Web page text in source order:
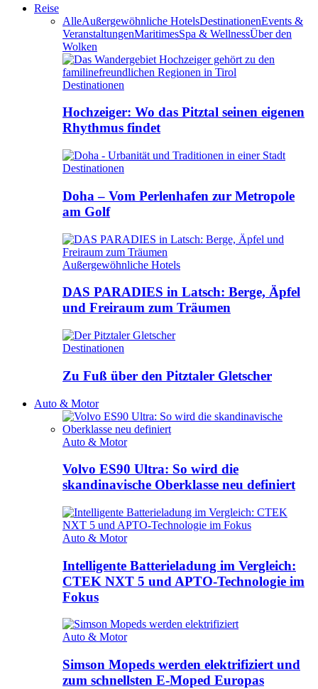
Reise
AlleAußergewöhnliche HotelsDestinationenEvents &
VeranstaltungenMaritimesSpa & WellnessÜber den
Wolken
Destinationen
Hochzeiger: Wo das Pitztal seinen eigenen
Rhythmus findet
Destinationen
Doha – Vom Perlenhafen zur Metropole
am Golf
Außergewöhnliche Hotels
DAS PARADIES in Latsch: Berge, Äpfel
und Freiraum zum Träumen
Destinationen
Zu Fuß über den Pitztaler Gletscher
Auto & Motor
Auto & Motor
Volvo ES90 Ultra: So wird die
skandinavische Oberklasse neu definiert
Auto & Motor
Intelligente Batterieladung im Vergleich:
CTEK NXT 5 und APTO-Technologie im
Fokus
Auto & Motor
Simson Mopeds werden elektrifiziert und
zum schnellsten E-Moped Europas